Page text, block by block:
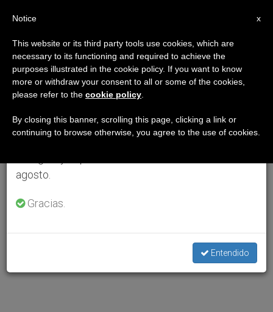
×
Aviso importante
Del 27 de julio al 7 de agosto haremos la pausa
anual, aprovechando que en el periodo de verano
se generan menos informaciones y también el
agosto.
Gracias.
Entendido
x
Notice
This website or its third party tools use cookies, which are
necessary to its functioning and required to achieve the
purposes illustrated in the cookie policy. If you want to know
more or withdraw your consent to all or some of the cookies,
please refer to the cookie policy
By closing this banner, scrolling this page, clicking a link or
continuing to browse otherwise, you agree to the use of cookies.